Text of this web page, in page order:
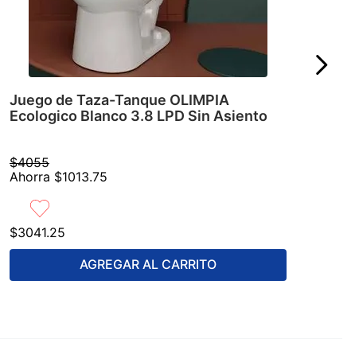
Juego de Taza-Tanque OLIMPIA
Ecologico Blanco 3.8 LPD Sin Asiento
$4055
Ahorra $1013.75
$3041.25
AGREGAR AL CARRITO